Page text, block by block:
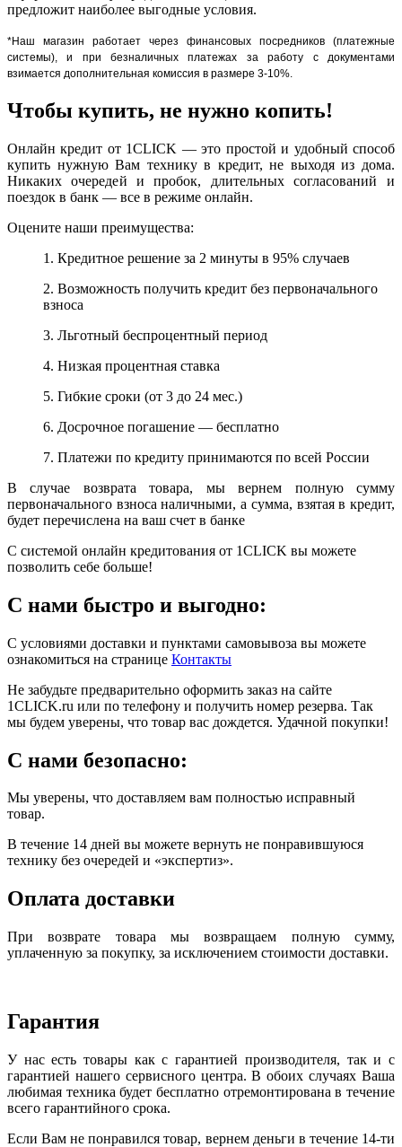
предложит наиболее выгодные условия.
*Наш магазин работает через финансовых посредников (платежные
системы), и при безналичных платежах за работу с документами
взимается дополнительная комиссия в размере 3-10%.
Чтобы купить, не нужно копить!
Онлайн кредит от 1CLICK — это простой и удобный способ
купить нужную Вам технику в кредит, не выходя из дома.
Никаких очередей и пробок, длительных согласований и
поездок в банк — все в режиме онлайн.
Оцените наши преимущества:
1. Кредитное решение за 2 минуты в 95% случаев
2. Возможность получить кредит без первоначального
взноса
3. Льготный беспроцентный период
4. Низкая процентная ставка
5. Гибкие сроки (от 3 до 24 мес.)
6. Досрочное погашение — бесплатно
7. Платежи по кредиту принимаются по всей России
В случае возврата товара, мы вернем полную сумму
первоначального взноса наличными, а сумма, взятая в кредит,
будет перечислена на ваш счет в банке
С системой онлайн кредитования от 1CLICK вы можете
позволить себе больше!
С нами быстро и выгодно:
С условиями доставки и пунктами самовывоза вы можете
ознакомиться на странице Контакты
Не забудьте предварительно оформить заказ на сайте
1CLICK.ru или по телефону и получить номер резерва. Так
мы будем уверены, что товар вас дождется. Удачной покупки!
С нами безопасно:
Мы уверены, что доставляем вам полностью исправный
товар.
В течение 14 дней вы можете вернуть не понравившуюся
технику без очередей и «экспертиз».
Оплата доставки
При возврате товара мы возвращаем полную сумму,
уплаченную за покупку, за исключением стоимости доставки.
Гарантия
У нас есть товары как с гарантией производителя, так и с
гарантией нашего сервисного центра. В обоих случаях Ваша
любимая техника будет бесплатно отремонтирована в течение
всего гарантийного срока.
Если Вам не понравился товар, вернем деньги в течение 14-ти